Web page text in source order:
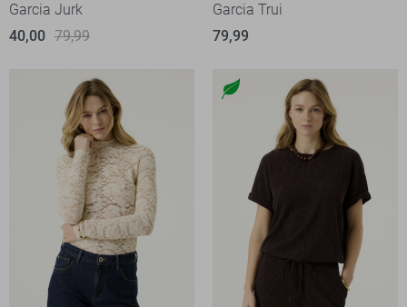
Garcia Jurk
40,00 79,99
Garcia Trui
79,99